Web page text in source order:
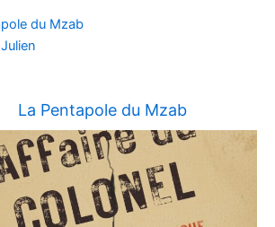
du Mzab
La Pentapole du Mzab